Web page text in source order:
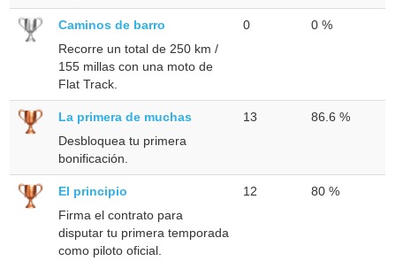
Caminos de barro
Recorre un total de 250 km /
155 millas con una moto de
Flat Track.
0 0 %
La primera de muchas
Desbloquea tu primera
bonificación.
13 86.6 %
El principio
Firma el contrato para
disputar tu primera temporada
como piloto oficial.
12 80 %